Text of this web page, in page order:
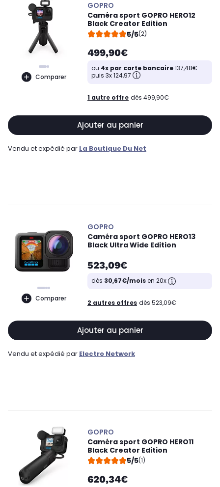
Comparer
GOPRO
Caméra sport GOPRO HERO12
Black Creator Edition
5/5(2)
499,90€
ou 4x par carte bancaire137,48€
puis 3x 124,97
1 autre offre dès 499,90€
Ajouter au panier
Vendu et expédié par La Boutique Du Net
Comparer
GOPRO
Caméra sport GOPRO HERO13
Black Ultra Wide Edition
523,09€
dès 30,67€/moisen 20x
2 autres offres dès 523,09€
Ajouter au panier
Vendu et expédié par Electro Network
GOPRO
Caméra sport GOPRO HERO11
Black Creator Edition
5/5(1)
620,34€